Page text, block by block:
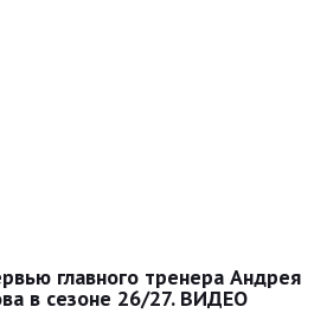
главного тренера Андрея
в сезоне 26/27. ВИДЕО